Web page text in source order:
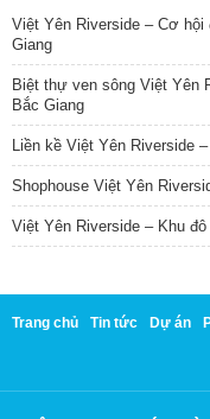
Việt Yên Riverside – Cơ
Giang
Biệt thự ven sông Việt Yên
Bắc Giang
Liền kề Việt Yên Riverside
Shophouse Việt Yên
Việt Yên Riverside – Khu
Trang chủ Tin tức Dự án